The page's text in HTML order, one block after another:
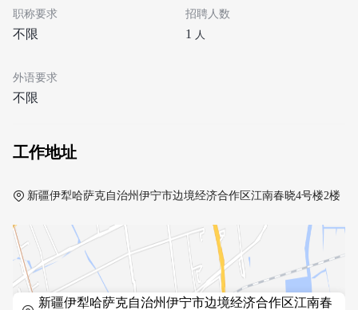
职称要求
不限
招聘人数
1 人
外语要求
不限
工作地址
新疆伊犁哈萨克自治州伊宁市边境经济合作区江南春晓4号楼2楼
新疆伊犁哈萨克自治州伊宁市边境经济合作区江南春